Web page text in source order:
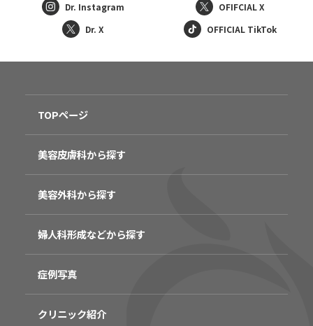
Dr. Instagram
OFIFCIAL X
Dr. X
OFFICIAL TikTok
TOPページ
美容皮膚科から探す
美容外科から探す
婦人科形成などから探す
症例写真
クリニック紹介